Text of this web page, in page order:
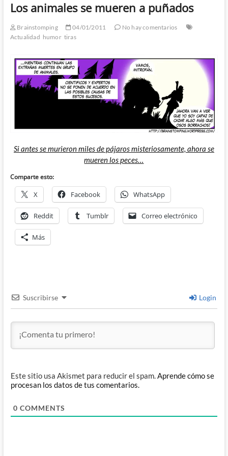
Los animales se mueren a puñados
Brainstomping 04/01/2011
No hay comentarios
Actualidad humor tiras
Si antes se murieron miles de pájaros misteriosamente, ahora se
mueren los peces…
Comparte esto:
X Facebook WhatsApp
Reddit Tumblr Correo electrónico
Más
Suscribirse Login
Este sitio usa Akismet para reducir el spam.Aprende cómo se
procesan los datos de tus comentarios.
0 COMMENTS